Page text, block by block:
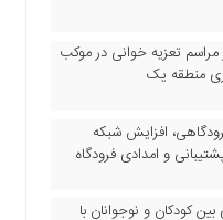
مراسم تعزیه خوانی در موکب
منطقه یک
افزایش شبکه
و امدادی فرودگاه
کودکان و نوجوانان با